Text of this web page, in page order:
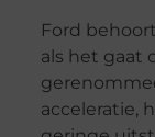
Ford
als het gaat
acceleratie,